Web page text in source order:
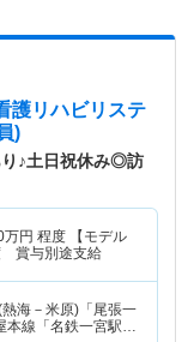
護リハビリステ
)
り♪土日祝休み◎訪
万円 程度 【モデル
賞与別途支給
熱海－米原)「尾張一
本線「名鉄一宮駅」